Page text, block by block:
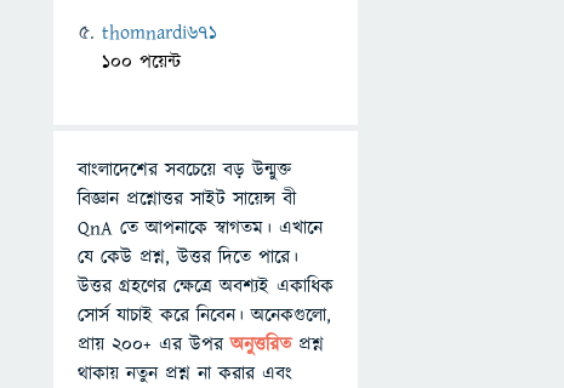
thomnardi671
100 পয়েন্ট
বাংলাদেশের সবচেয়ে বড় উন্মুক্ত
বিজ্ঞান প্রশ্নোত্তর সাইট সায়েন্স বী
QnA তে আপনাকে স্বাগতম। এখানে
যে কেউ প্রশ্ন, উত্তর দিতে পারে।
উত্তর গ্রহণের ক্ষেত্রে অবশ্যই একাধিক
সোর্স যাচাই করে নিবেন। অনেকগুলো,
প্রায় ২০০+ এর উপরঅনুত্তরিতপ্রশ্ন
থাকায় নতুন প্রশ্ন না করার এবং